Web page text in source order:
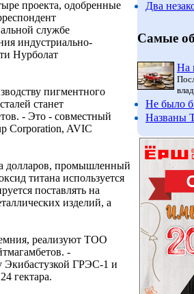
проекта, одобренные
службе
индустриально-
Нурболат
пигментного
станет
- Это - совместный
Corporation, AVIC
долларов, промышленный
титана используется
поставлять на
изделий, а
реализуют ТОО
-
Экибастузкой ГРЭС-1 и
гектара.
Два
Самые
На
Не было
Названы